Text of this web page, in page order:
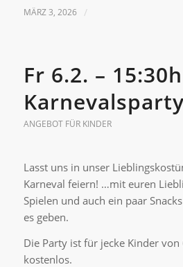
MÄRZ 3, 2026 /
Fr 6.2. –
Karnevalsparty
ANGEBOT FÜR KINDER
Lasst uns in unser
Karneval feiern! …mit euren
Spielen und auch ein paar
es geben.
Die Party ist für jecke Kinder von
kostenlos.